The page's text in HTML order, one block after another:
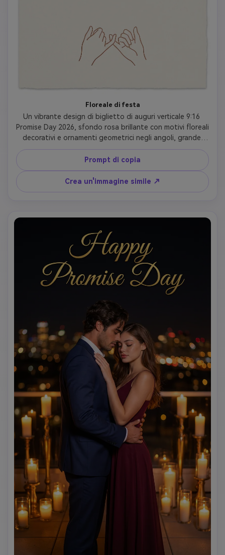
Floreale di festa
Un vibrante design di biglietto di auguri verticale 9:16
Promise Day 2026, sfondo rosa brillante con motivi floreali
decorativi e ornamenti geometrici negli angoli, grande
cornice circolare dorata al centro contenente "Happy
Promise Day" in lettere gialle in grassetto, illustrazione
artistica a linea blu di due mani che fanno promessa rosa
sotto il testo, sottotitolo "Febbraio 2026", piccoli cuori
rosa, design festoso e allegro, layout simmetrico,
Prompt di copia
Crea un'immagine simile ↗